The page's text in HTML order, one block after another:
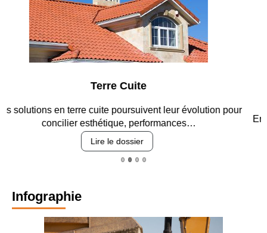
Entre circulation, sécurisation des accès, durabilité des
revêtements et intégration…
Lire le dossier
Infographie